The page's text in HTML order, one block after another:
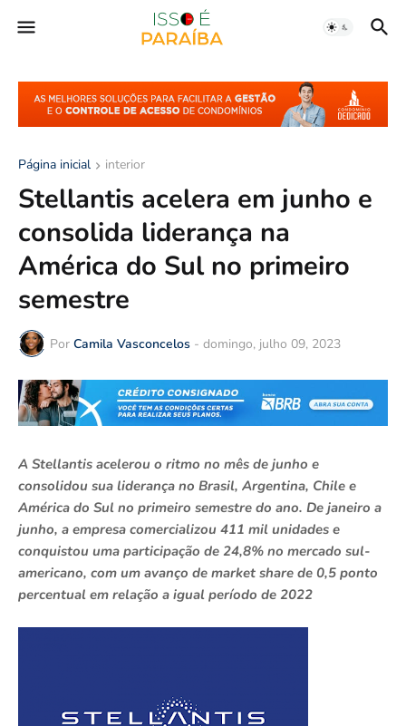
Página inicial interior
Stellantis acelera em junho e
consolida liderança na
América do Sul no primeiro
semestre
Por Camila Vasconcelos - domingo, julho 09, 2023
A Stellantis acelerou o ritmo no mês de junho e
consolidou sua liderança no Brasil, Argentina, Chile e
América do Sul no primeiro semestre do ano. De janeiro a
junho, a empresa comercializou 411 mil unidades e
conquistou uma participação de 24,8% no mercado sul-
americano, com um avanço de market share de 0,5 ponto
percentual em relação a igual período de 2022